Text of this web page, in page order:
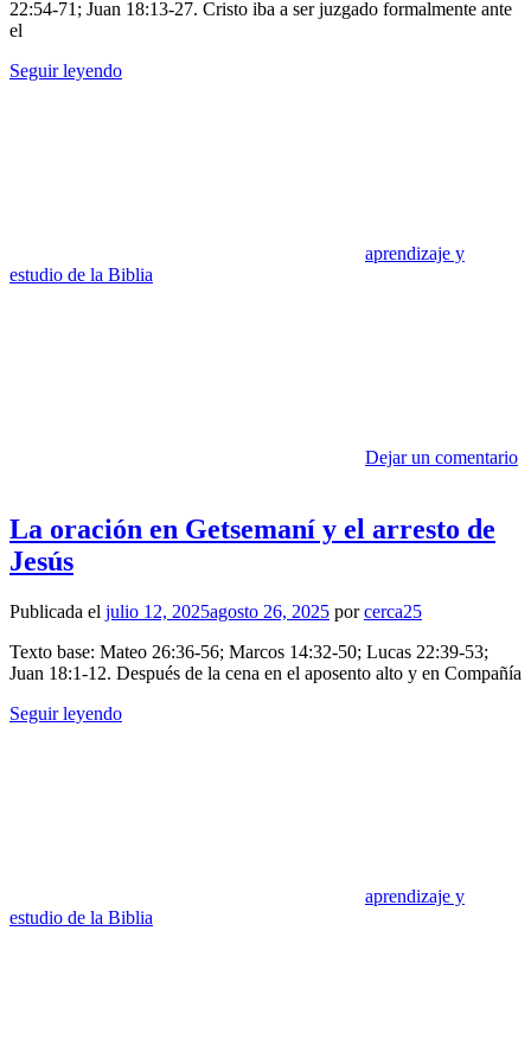
22:54-71; Juan 18:13-27. Cristo iba a ser juzgado formalmente ante
el
Seguir leyendo
aprendizaje y
estudio de la Biblia
Dejar un comentario
La oración en Getsemaní y el arresto de
Jesús
Publicada el julio 12, 2025agosto 26, 2025 porcerca25
Texto base: Mateo 26:36-56; Marcos 14:32-50; Lucas 22:39-53;
Juan 18:1-12. Después de la cena en el aposento alto y en Compañía
Seguir leyendo
aprendizaje y
estudio de la Biblia